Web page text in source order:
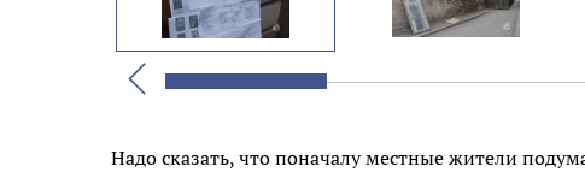
Назад
Надо сказать, что поначалу местные жители